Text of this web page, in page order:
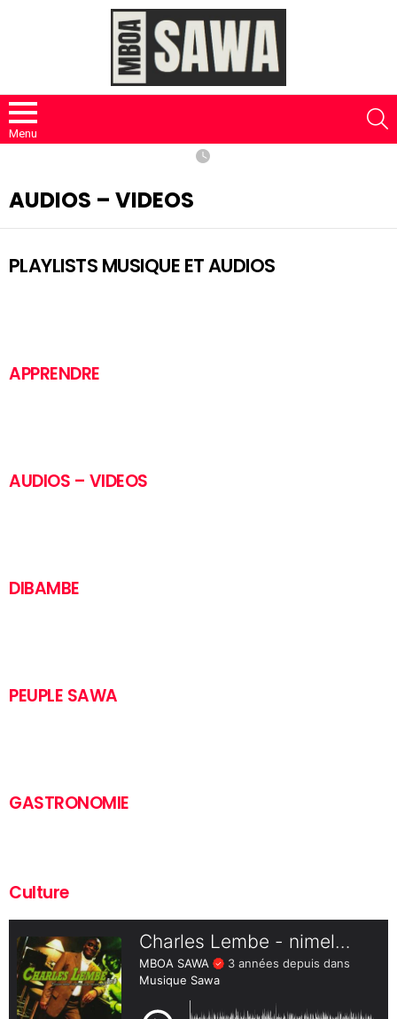
Menu
AUDIOS – VIDEOS
PLAYLISTS MUSIQUE ET AUDIOS
APPRENDRE
AUDIOS – VIDEOS
DIBAMBE
PEUPLE SAWA
GASTRONOMIE
Culture